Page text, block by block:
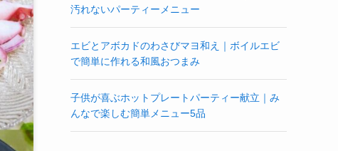
汚れないパーティーメニュー
エビとアボカドのわさびマヨ和え｜ボイルエビ
で簡単に作れる和風おつまみ
子供が喜ぶホットプレートパーティー献立｜み
んなで楽しむ簡単メニュー5品